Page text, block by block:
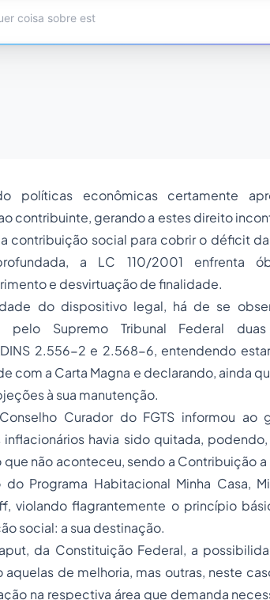
políticas econômicas certamente
contribuinte, gerando a estes direito
contribuição social para cobrir o déficit
a LC 110/2001 enfrenta
e desvirtuação de finalidade.
do dispositivo legal, há de se
pelo Supremo Tribunal Federal
2.556-2 e 2.568-6, entendendo
com a Carta Magna e declarando, ainda
à sua manutenção.
Curador do FGTS informou ao
havia sido quitada,
que não aconteceu, sendo a Contribuição
Programa Habitacional Minha Casa,
violando flagrantemente o princípio
social: a sua destinação.
da Constituição Federal, a
de melhoria, mas outras, neste
na respectiva área que demanda